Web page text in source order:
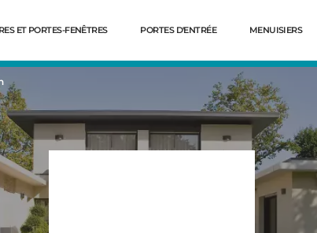
ET PORTES-FENÊTRES PORTES D'ENTRÉE MENUISIERS